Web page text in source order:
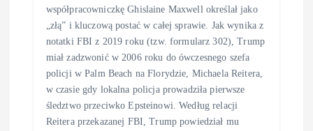
współpracowniczkę Ghislaine Maxwell określał jako
„złą” i kluczową postać w całej sprawie. Jak wynika z
notatki FBI z 2019 roku (tzw. formularz 302), Trump
miał zadzwonić w 2006 roku do ówczesnego szefa
policji w Palm Beach na Florydzie, Michaela Reitera,
w czasie gdy lokalna policja prowadziła pierwsze
śledztwo przeciwko Epsteinowi. Według relacji
Reitera przekazanej FBI, Trump powiedział mu